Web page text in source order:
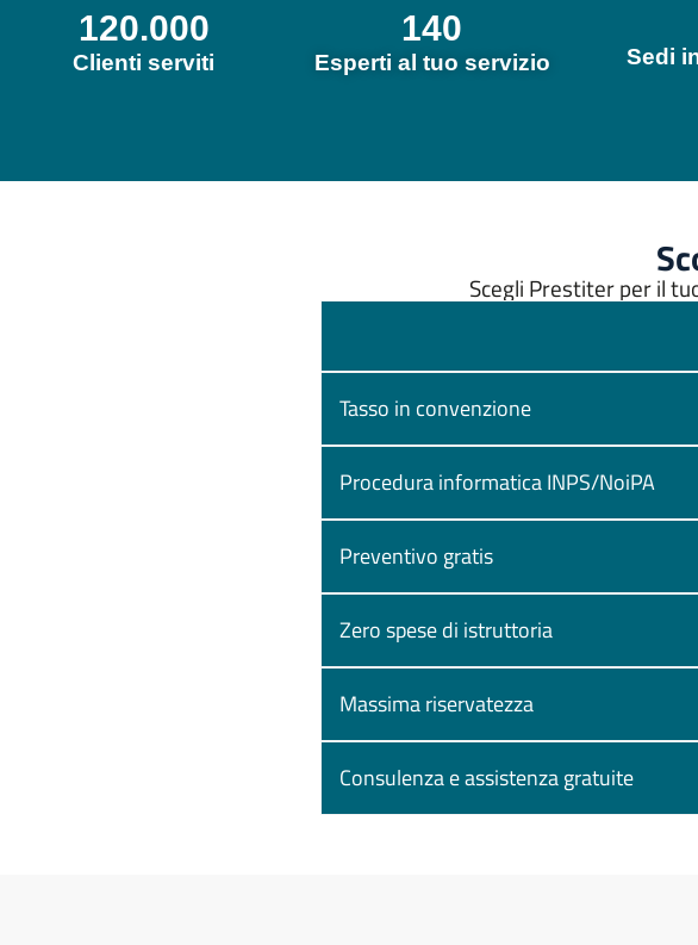
Clienti serviti
120.000
Esperti al tuo servizio
140
Sedi
Scegli Prestiter per il
Tasso in convenzione
Procedura informatica INPS/NoiPA
Preventivo gratis
Zero spese di istruttoria
Massima riservatezza
Consulenza e assistenza gratuite